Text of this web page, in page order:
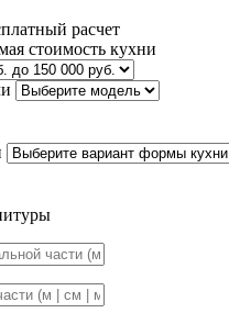
расчет
стоимость кухни